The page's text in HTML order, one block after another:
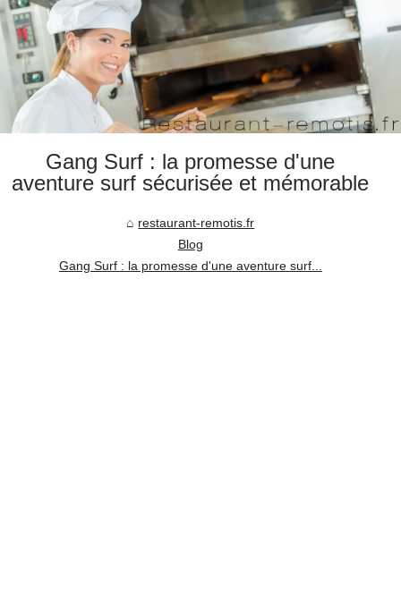
Gang Surf : la promesse d'une
aventure surf sécurisée et mémorable
restaurant-remotis.fr
Blog
Gang Surf : la promesse d'une aventure surf...